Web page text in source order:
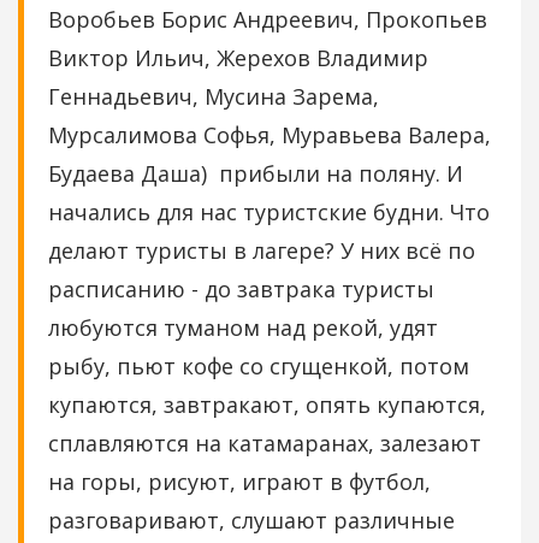
Воробьев Борис Андреевич, Прокопьев
Виктор Ильич, Жерехов Владимир
Геннадьевич, Мусина Зарема,
Мурсалимова Софья, Муравьева Валера,
Будаева Даша) прибыли на поляну. И
начались для нас туристские будни. Что
делают туристы в лагере? У них всё по
расписанию - до завтрака туристы
любуются туманом над рекой, удят
рыбу, пьют кофе со сгущенкой, потом
купаются, завтракают, опять купаются,
сплавляются на катамаранах, залезают
на горы, рисуют, играют в футбол,
разговаривают, слушают различные